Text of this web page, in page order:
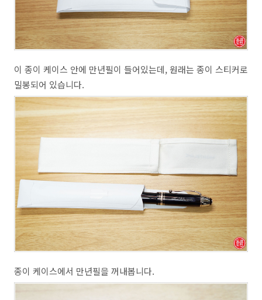
이 종이 케이스 안에 만년필이 들어있는데, 원래는 종이 스티커로
밀봉되어 있습니다.
종이 케이스에서 만년필을 꺼내봅니다.